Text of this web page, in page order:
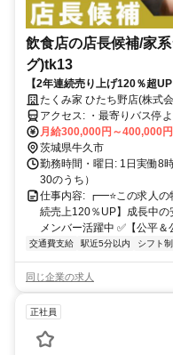
飲食店の店長候補/家
グ)tk13
【2年連続売り上げ120％超
中 たくみ家 ひたち野店(株式
アクセス: ・最寄りバス停より徒歩2分 ・JR常磐線「ひたち野うしく
駅」より徒歩10分 ・車通勤
月給300,000円～400,000円
茨城県牛久市
勤務時間・曜日: 1日実働8
30のうち）
仕事内容: ┏━⭐️この求
続売上120％UP】成長中の
メンバー活躍中 ✅️【公平＆
交通費支給 駅近5分以内 シフト制
同じ企業の求人
正社員